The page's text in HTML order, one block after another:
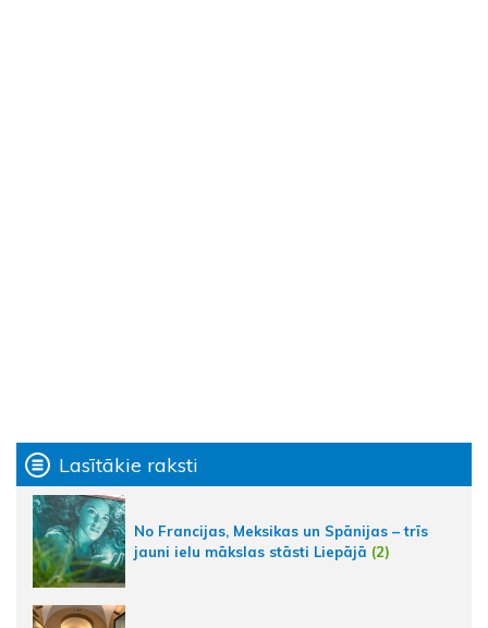
Lasītākie raksti
No Francijas, Meksikas un Spānijas – trīs
jauni ielu mākslas stāsti Liepājā (2)